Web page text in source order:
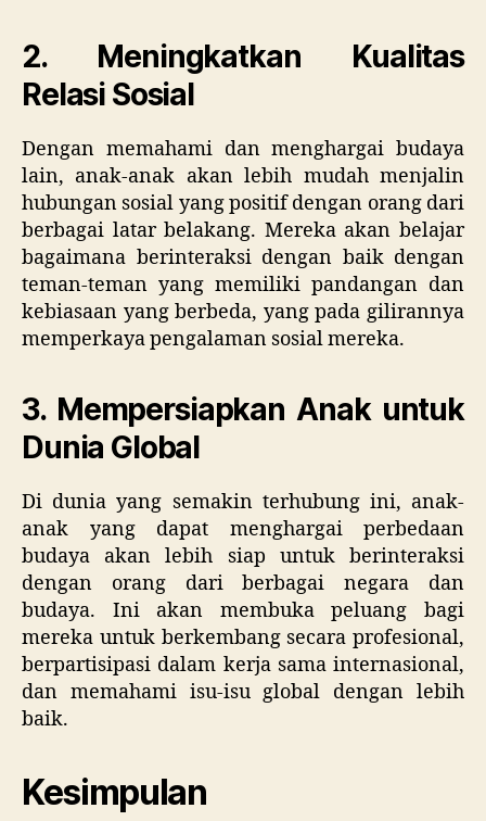
2. Meningkatkan Kualitas
Relasi Sosial
Dengan memahami dan menghargai budaya
lain, anak-anak akan lebih mudah menjalin
hubungan sosial yang positif dengan orang dari
berbagai latar belakang. Mereka akan belajar
bagaimana berinteraksi dengan baik dengan
teman-teman yang memiliki pandangan dan
kebiasaan yang berbeda, yang pada gilirannya
memperkaya pengalaman sosial mereka.
3. Mempersiapkan Anak untuk
Dunia Global
Di dunia yang semakin terhubung ini, anak-
anak yang dapat menghargai perbedaan
budaya akan lebih siap untuk berinteraksi
dengan orang dari berbagai negara dan
budaya. Ini akan membuka peluang bagi
mereka untuk berkembang secara profesional,
berpartisipasi dalam kerja sama internasional,
dan memahami isu-isu global dengan lebih
baik.
Kesimpulan